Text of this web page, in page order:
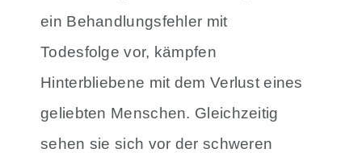
ein Behandlungsfehler mit
Todesfolge vor, kämpfen
Hinterbliebene mit dem Verlust eines
geliebten Menschen. Gleichzeitig
sehen sie sich vor der schweren